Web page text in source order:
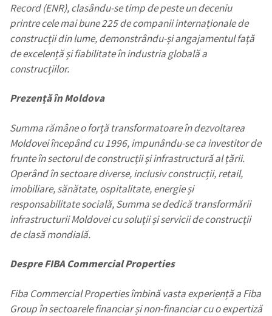
Record (ENR), clasându-se timp de peste un deceniu
printre cele mai bune 225 de companii internaționale de
construcții din lume, demonstrându-și angajamentul față
de excelență și fiabilitate în industria globală a
construcțiilor.
Prezență în Moldova
Summa rămâne o forță transformatoare în dezvoltarea
Moldovei începând cu 1996, impunându-se ca investitor de
frunte în sectorul de construcții și infrastructură al țării.
Operând în sectoare diverse, inclusiv construcții, retail,
imobiliare, sănătate, ospitalitate, energie și
responsabilitate socială, Summa se dedică transformării
infrastructurii Moldovei cu soluții și servicii de construcții
de clasă mondială.
Despre FIBA Commercial Properties
Fiba Commercial Properties îmbină vasta experiență a Fiba
Group în sectoarele financiar și non-financiar cu o expertiză